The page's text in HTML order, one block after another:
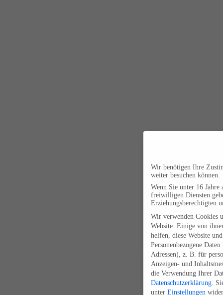
Wir benötigen Ihre
weiter besuchen können.
Wenn Sie unter 16
freiwilligen Diensten
Erziehungsberechtigten
Wir verwenden Cookies
Website. Einige von
helfen, diese Website
Personenbezogene
Adressen), z. B. für
Anzeigen- und
die Verwendung Ihrer
Datenschutzerklärung
unter Einstellungen